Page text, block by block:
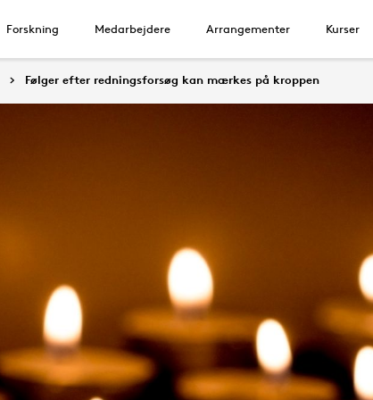
Forskning Medarbejdere Arrangementer Kurser
Følger efter redningsforsøg kan mærkes på kroppen